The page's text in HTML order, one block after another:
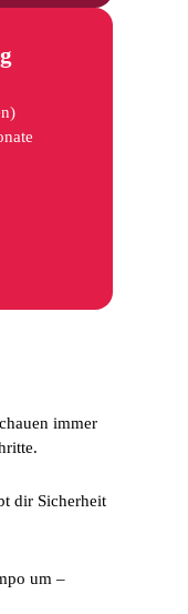
immer
dir Sicherheit
um –